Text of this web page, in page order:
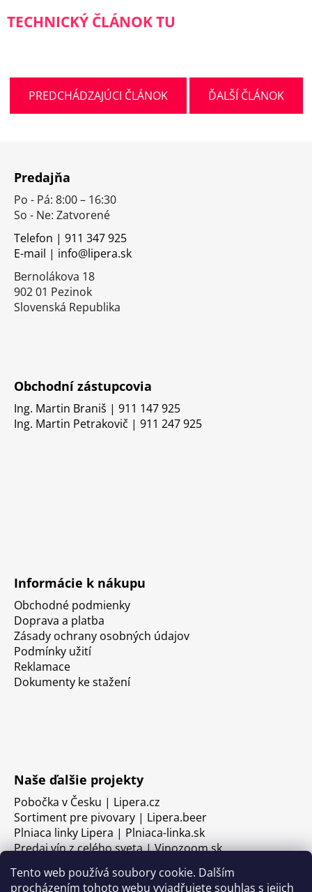
Tento web používá soubory cookie. Dalším
procházením tohoto webu vyjadřujete souhlas s jejich
TECHNICKÝ ČLÁNOK TU
PREDCHÁDZAJÚCI ČLÁNOK ĎALŠÍ ČLÁNOK
Predajňa
Po - Pá: 8:00 – 16:30
So - Ne: Zatvorené
Telefon | 911 347 925
E-mail | info@lipera.sk
Bernolákova 18
902 01 Pezinok
Slovenská Republika
Obchodní zástupcovia
Ing. Martin Braniš | 911 147 925
Ing. Martin Petrakovič | 911 247 925
Informácie k nákupu
Obchodné podmienky
Doprava a platba
Zásady ochrany osobných údajov
Podmínky užití
Reklamace
Dokumenty ke stažení
Naše ďalšie projekty
Pobočka v Česku | Lipera.cz
Sortiment pre pivovary | Lipera.beer
Plniaca linky Lipera | Plniaca-linka.sk
Predaj vín z celého sveta | Vinozoom.sk